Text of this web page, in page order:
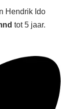
Hendrik Ido
tot 5 jaar.